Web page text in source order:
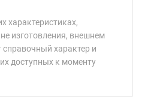
характеристиках,
изготовления, внешнем
справочный характер и
доступных к моменту